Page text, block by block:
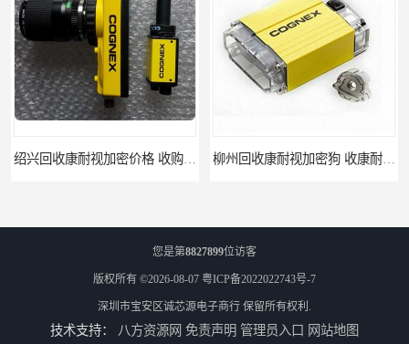
您是第8827899位访客
版权所有 ©2026-08-07 粤ICP备2022022743号-7
深圳市宝安区诚芯源电子商行 保留所有权利.
技术支持： 八方资源网 免责声明 管理员入口 网站地图